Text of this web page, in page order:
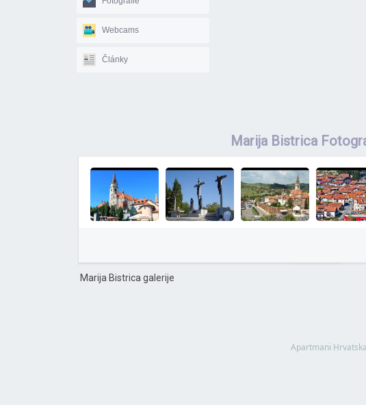
Webcams
Články
Marija Bistrica
Marija Bistrica galerije
Apartmani Hrvatska